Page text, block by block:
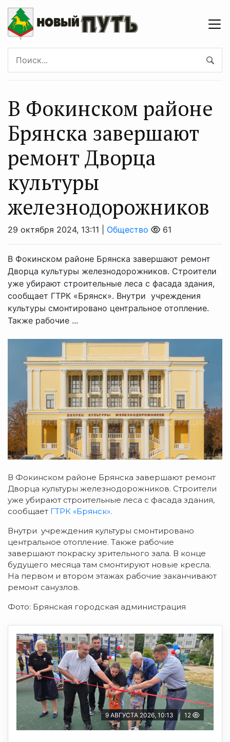
В Фокинском районе
Брянска завершают
ремонт Дворца
культуры
железнодорожников
29 октября 2024, 13:11 | Общество 61
В Фокинском районе Брянска завершают ремонт
Дворца культуры железнодорожников. Строители
уже убирают строительные леса с фасада здания,
сообщает ГТРК «Брянск». Внутри учреждения
культуры смонтировано центральное отопление.
Также рабочие ...
В Фокинском районе Брянска завершают ремонт
Дворца культуры железнодорожников. Строители
уже убирают строительные леса с фасада здания,
сообщает ГТРК «Брянск».
Внутри учреждения культуры смонтировано
центральное отопление. Также рабочие
завершают покраску зрительного зала. В конце
будущего месяца там смонтируют новые кресла.
На первом и втором этажах рабочие заканчивают
ремонт санузлов.
Фото: Брянская городская администрация
9 АВГУСТА 2026, 10:13 12